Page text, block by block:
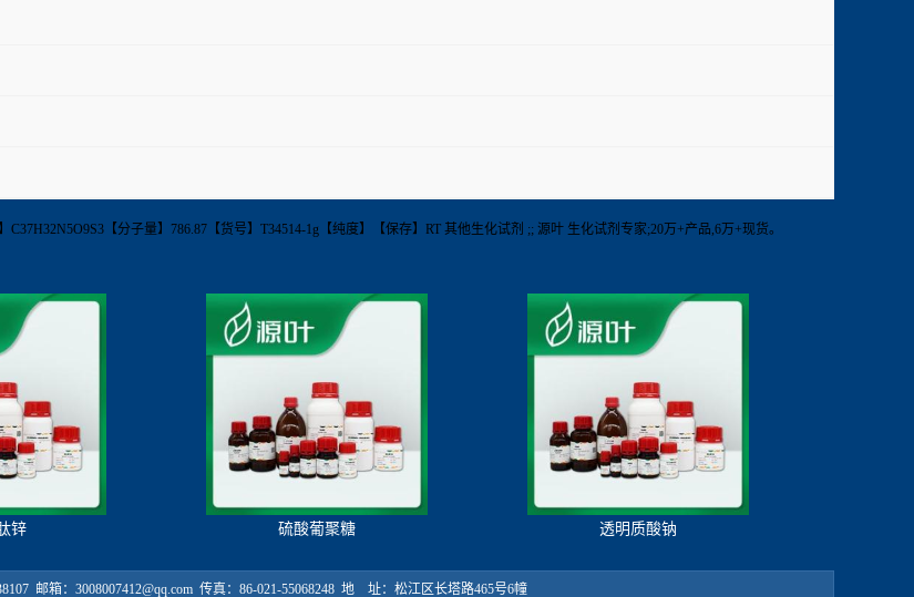
【分子量】786.87【货号】T34514-1g【纯度】【保存】RT 其他生化试剂 ;; 源叶 生化试剂专家;20万+产品,6万+现货。
锌 硫酸葡聚糖 透明质酸钠
邮箱：3008007412@qq.com 传真：86-021-55068248 地 址：松江区长塔路465号6幢